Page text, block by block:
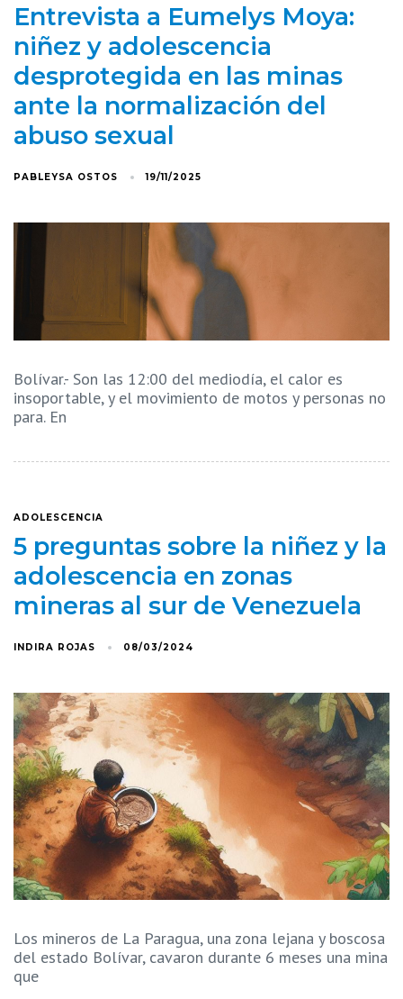
Entrevista a Eumelys Moya:
niñez y adolescencia
desprotegida en las minas
ante la normalización del
abuso sexual
PABLEYSA OSTOS 19/11/2025
Bolívar.- Son las 12:00 del mediodía, el calor es
insoportable, y el movimiento de motos y personas no
para. En
ADOLESCENCIA
5 preguntas sobre la niñez y la
adolescencia en zonas
mineras al sur de Venezuela
INDIRA ROJAS 08/03/2024
Los mineros de La Paragua, una zona lejana y boscosa
del estado Bolívar, cavaron durante 6 meses una mina
que